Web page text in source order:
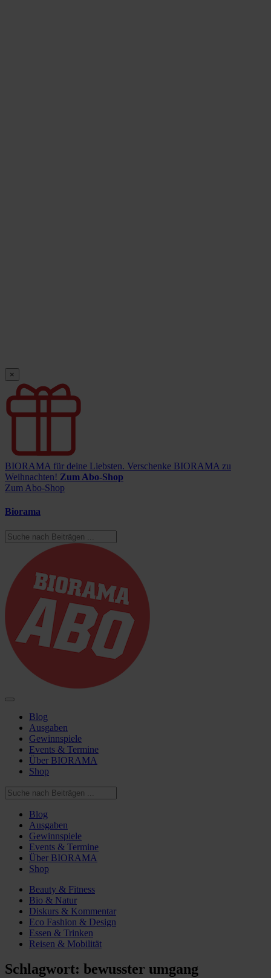
×
BIORAMA für deine Liebsten. Verschenke BIORAMA zu
Weihnachten! Zum Abo-Shop
Zum Abo-Shop
Biorama
Blog
Ausgaben
Gewinnspiele
Events & Termine
Über BIORAMA
Shop
Blog
Ausgaben
Gewinnspiele
Events & Termine
Über BIORAMA
Shop
Beauty & Fitness
Bio & Natur
Diskurs & Kommentar
Eco Fashion & Design
Essen & Trinken
Reisen & Mobilität
Schlagwort: bewusster umgang